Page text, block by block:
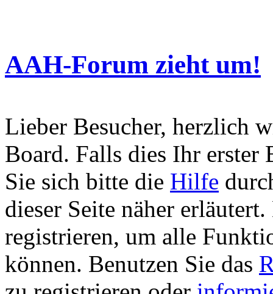
AAH-Forum zieht um!
Lieber Besucher, herzlich
Board. Falls dies Ihr erster
Sie sich bitte die Hilfe
dieser Seite näher
registrieren, um alle
können. Benutzen Sie das